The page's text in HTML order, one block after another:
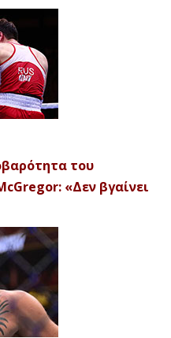
του
«Δεν βγαίνει